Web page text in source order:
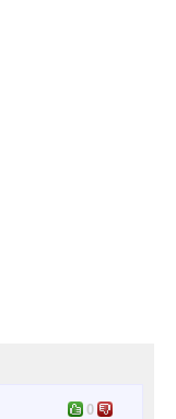
0